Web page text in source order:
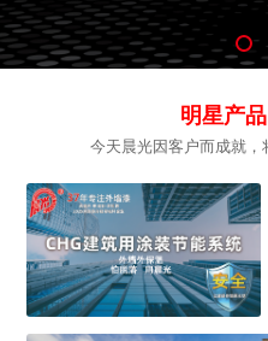
明星产品
今天晨光因客户而成就，